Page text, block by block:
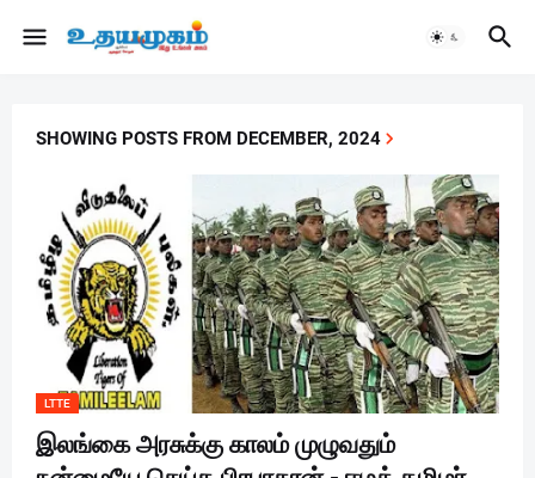
SHOWING POSTS FROM DECEMBER, 2024
LTTE
இலங்கை அரசுக்கு காலம் முழுவதும்